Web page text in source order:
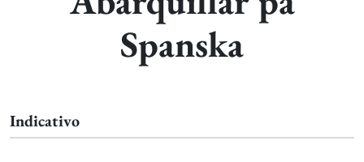
Spanska
Indicativo